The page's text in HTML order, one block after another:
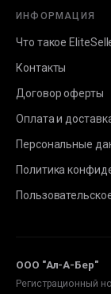
ИНФОРМАЦИЯ
Что такое
Контакты
Договор оферты
Оплата и
Персональные
Политика
ООО "Ал-А-Бер"
Регистрационный